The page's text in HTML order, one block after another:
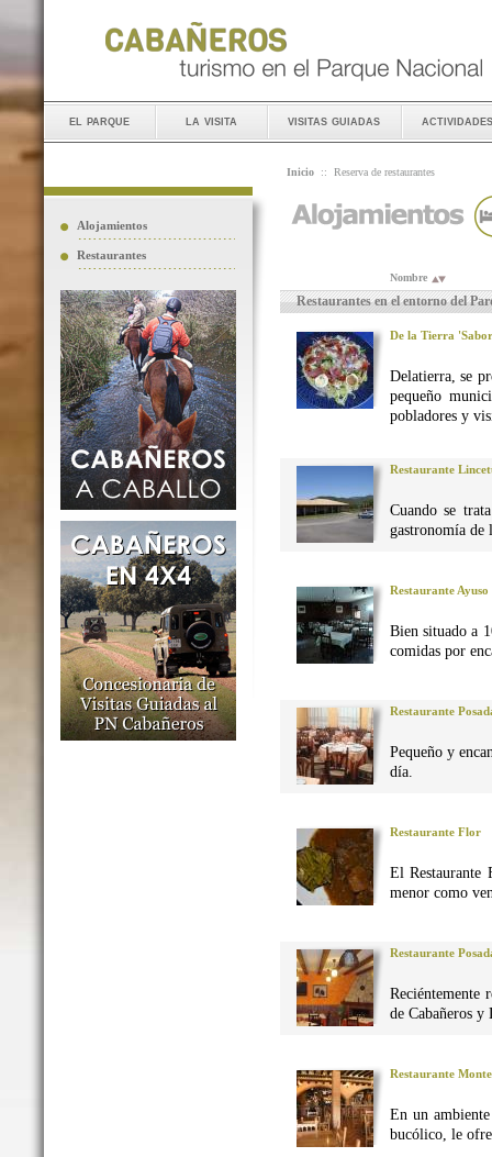
el parque la visita visitas guiadas actividades
Alojamientos
Restaurantes
Inicio :: Reserva de restaurantes
Nombre
Restaurantes en el entorno del
De la Tierra
Delatierra, se
pequeño
pobladores y
Restaurante
Cuando se
gastronomía de
Restaurante Ayuso
Bien situado a
comidas por
Restaurante
Pequeño y
día.
Restaurante Flor
El Restaurante
menor como
Restaurante
Reciéntemente
de Cabañeros y
Restaurante
En un
bucólico, le